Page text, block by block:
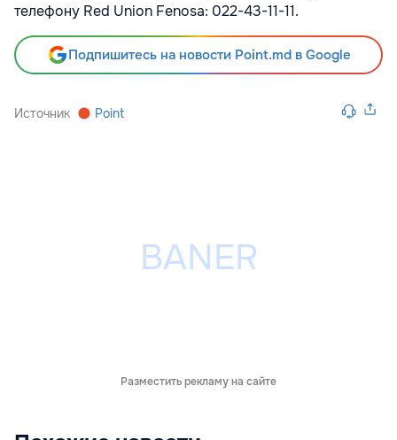
телефону Red Union Fenosa: 022-43-11-11.
Подпишитесь на новости Point.md в Google
Источник Point
Разместить рекламу на сайте